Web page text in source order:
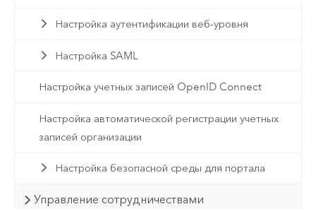
Настройка аутентификации веб-уровня
Настройка SAML
Настройка учетных записей OpenID Connect
Настройка автоматической регистрации учетных
записей организации
Настройка безопасной среды для портала
Управление сотрудничествами